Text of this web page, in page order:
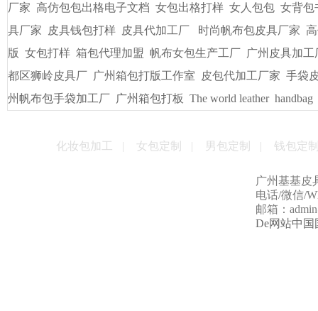
厂家 高仿包包出格电子文档 女包出格打样 女人包包 女背包
具厂家
皮具钱包打样 皮具代加工厂 时尚帆布包皮具厂家
版 女包打样 箱包代理加盟 帆布女包生产工厂 广州皮具加工
都区狮岭皮具厂 广州箱包打版工作室 皮包代加工厂家 手袋
州帆布包手袋加工厂 广州箱包打板 The world leather handbag
化妆包加工 | 女包定制 | 男包定制 | 钱包定
广州基基皮
电话/微信/
邮箱：
De网站中国